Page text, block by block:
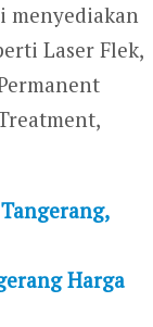
menyediakan
Laser Flek,
Harga